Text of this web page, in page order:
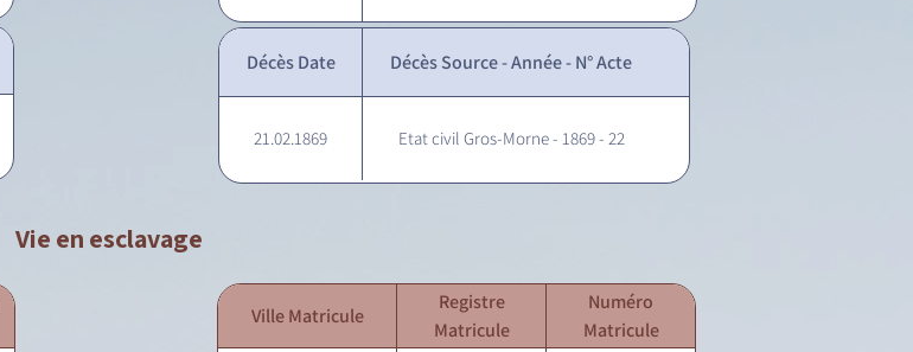
Décès Date Décès Source - Année - N° Acte
21.02.1869 Etat civil Gros-Morne - 1869 - 22
Vie en esclavage
Ville Matricule
Registre
Matricule
Numéro
Matricule